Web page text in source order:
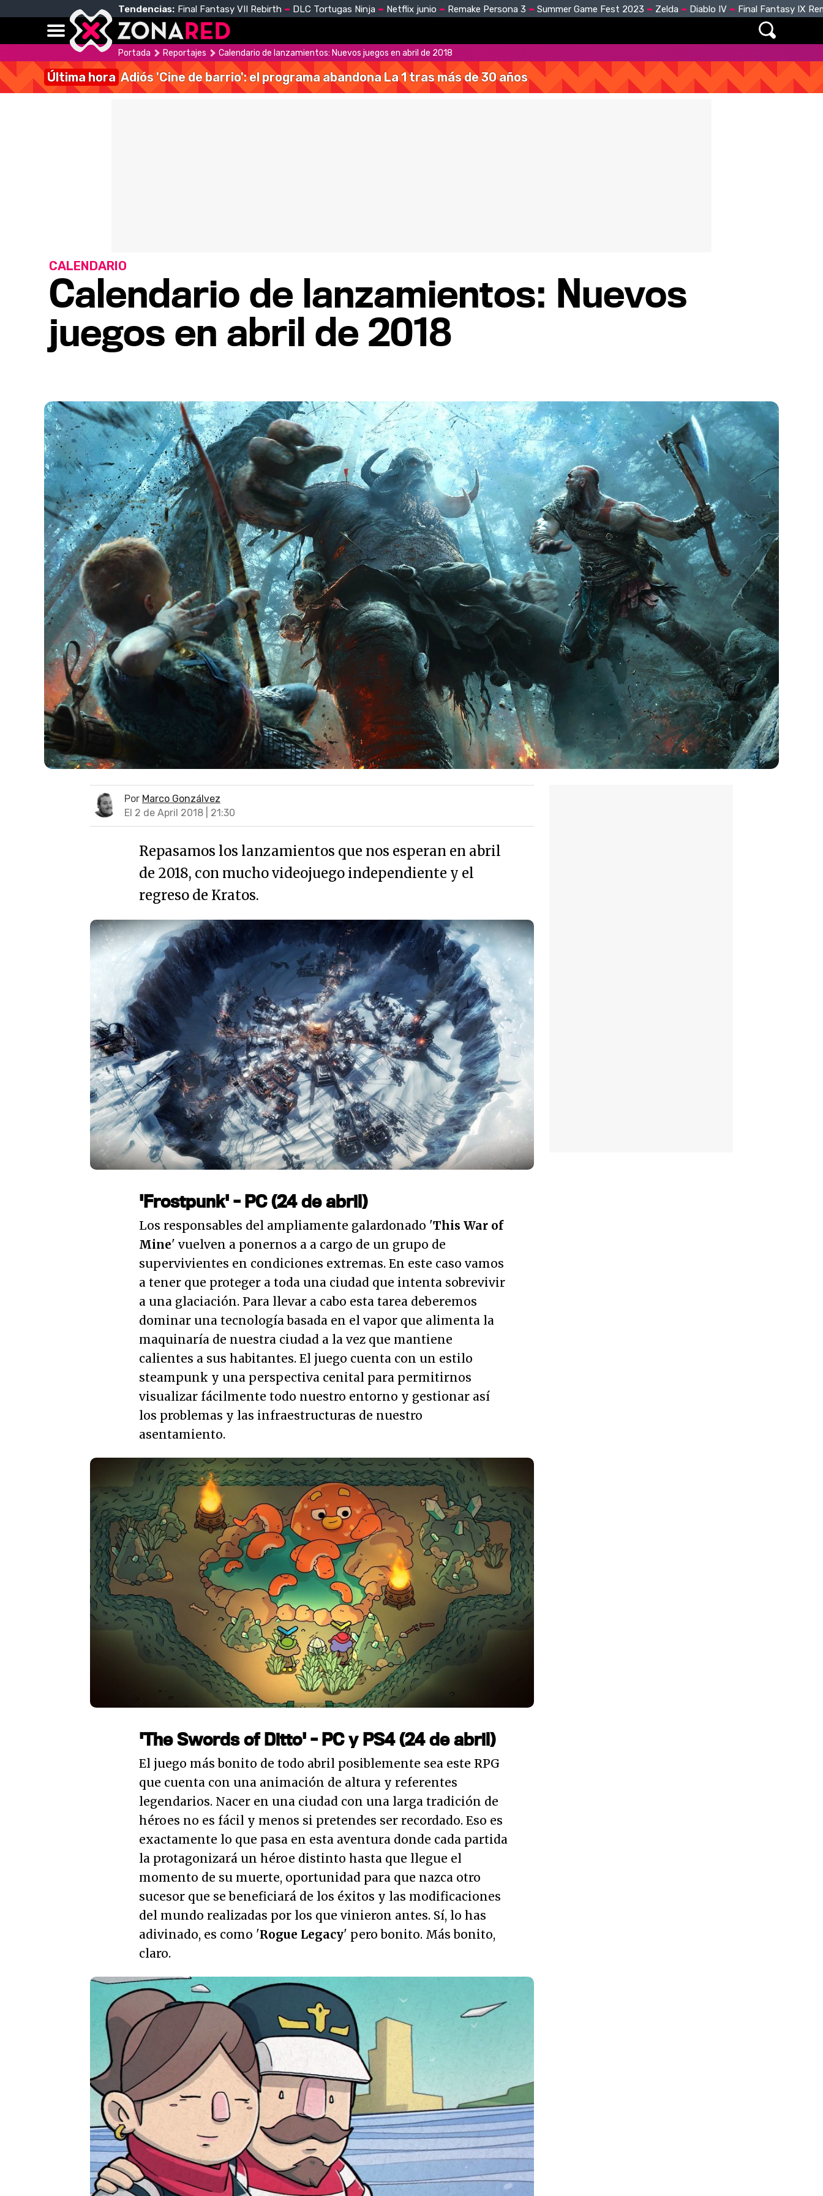
Tendencias: Final Fantasy VII Rebirth DLC Tortugas Ninja Netflix junio Remake Persona 3 Summer Game Fest 2023 Zelda Diablo IV Final Fantasy IX
Portada Reportajes Calendario de lanzamientos: Nuevos juegos en abril de 2018
Última hora Adiós 'Cine de barrio': el programa abandona La 1 tras más de 30 años
Calendario de lanzamientos: Nuevos
juegos en abril de 2018
CALENDARIO
Por Marco Gonzálvez
El 2 de April 2018 | 21:30
Repasamos los lanzamientos que nos esperan en abril
de 2018, con mucho videojuego independiente y el
regreso de Kratos.
'Frostpunk' - PC (24 de abril)
Los responsables del ampliamente galardonado 'This War of
Mine' vuelven a ponernos a a cargo de un grupo de
supervivientes en condiciones extremas. En este caso vamos
a tener que proteger a toda una ciudad que intenta sobrevivir
a una glaciación. Para llevar a cabo esta tarea deberemos
dominar una tecnología basada en el vapor que alimenta la
maquinaría de nuestra ciudad a la vez que mantiene
calientes a sus habitantes. El juego cuenta con un estilo
steampunk y una perspectiva cenital para permitirnos
visualizar fácilmente todo nuestro entorno y gestionar así
los problemas y las infraestructuras de nuestro
asentamiento.
'The Swords of Ditto' - PC y PS4 (24 de abril)
El juego más bonito de todo abril posiblemente sea este RPG
que cuenta con una animación de altura y referentes
legendarios. Nacer en una ciudad con una larga tradición de
héroes no es fácil y menos si pretendes ser recordado. Eso es
exactamente lo que pasa en esta aventura donde cada partida
la protagonizará un héroe distinto hasta que llegue el
momento de su muerte, oportunidad para que nazca otro
sucesor que se beneficiará de los éxitos y las modificaciones
del mundo realizadas por los que vinieron antes. Sí, lo has
adivinado, es como 'Rogue Legacy' pero bonito. Más bonito,
claro.